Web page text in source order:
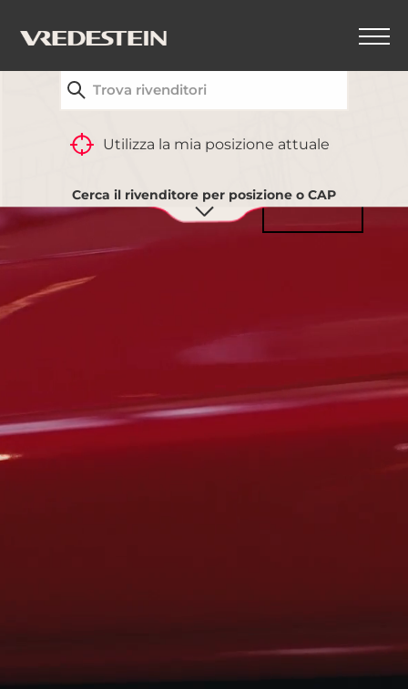
VICINO A TE
Utilizza la mia posizione attuale
Cerca il rivenditore per posizione o CAP
GUARDA